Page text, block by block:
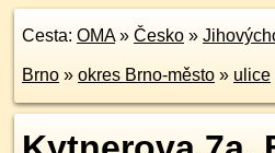
Cesta: OMA» Česko »
Brno » okres Brno-město » ulice